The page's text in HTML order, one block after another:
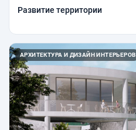
Развитие территории
АРХИТЕКТУРА И ДИЗАЙН ИНТЕРЬЕРОВ